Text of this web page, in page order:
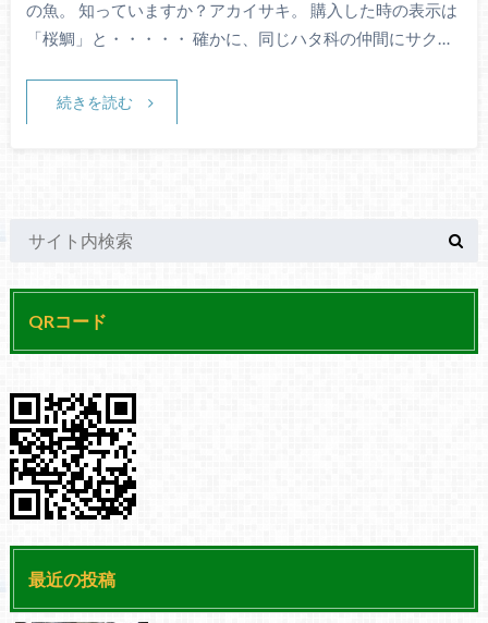
の魚。 知っていますか？アカイサキ。 購入した時の表示は
「桜鯛」と・・・・・ 確かに、同じハタ科の仲間にサク…
続きを読む
QRコード
最近の投稿